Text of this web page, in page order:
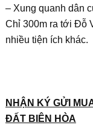
– Xung quanh dân
Chỉ 300m ra tới Đỗ
nhiều tiện ích khác.
NHẬN KÝ GỬI
ĐẤT BIÊN HÒA